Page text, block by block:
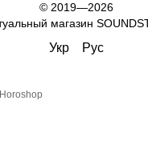
© 2019—2026
магазин
Укр Рус